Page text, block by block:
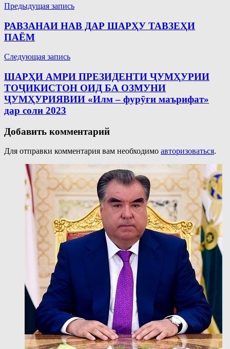
Навигация
по
записям
Предыдущая запись
РАВЗАНАИ НАВ ДАР ШАРҲУ ТАВЗЕҲИ
ПАЁМ
Следующая запись
ШАРҲИ АМРИ ПРЕЗИДЕНТИ ҶУМҲУРИИ
ТОҶИКИСТОН ОИД БА ОЗМУНИ
ҶУМҲУРИЯВИИ «Илм – фурӯғи маърифат»
дар соли 2023
Добавить комментарий
Для отправки комментария вам необходимо авторизоваться.